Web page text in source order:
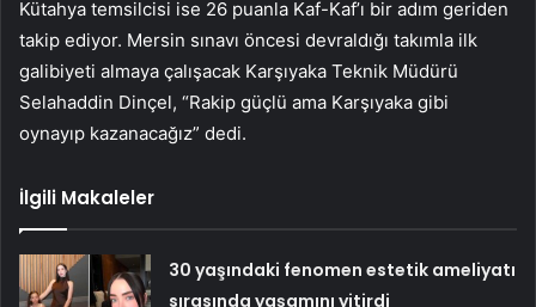
Kütahya temsilcisi ise 26 puanla Kaf-Kaf’ı bir adım geriden
takip ediyor. Mersin sınavı öncesi devraldığı takımla ilk
galibiyeti almaya çalışacak Karşıyaka Teknik Müdürü
Selahaddin Dinçel, “Rakip güçlü ama Karşıyaka gibi
oynayıp kazanacağız” dedi.
İlgili Makaleler
30 yaşındaki fenomen estetik ameliyatı
sırasında yaşamını yitirdi